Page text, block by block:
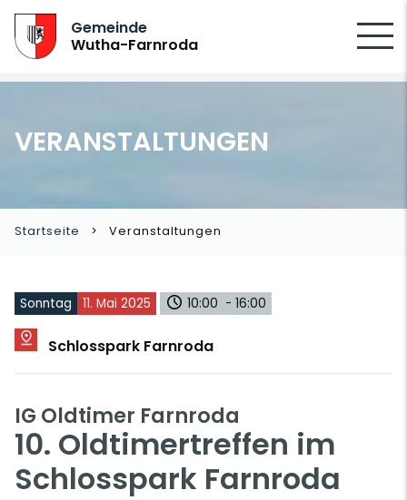
Gemeinde
Wutha-Farnroda
VERANSTALTUNGEN
Startseite Veranstaltungen
Sonntag 11. Mai 2025 10:00 - 16:00
Schlosspark Farnroda
IG Oldtimer Farnroda
10. Oldtimertreffen im
Schlosspark Farnroda